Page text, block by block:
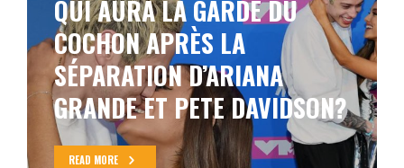
QUI AURA LA GARDE DU
COCHON APRÈS LA
SÉPARATION D’ARIANA
GRANDE ET PETE DAVIDSON?
READ MORE